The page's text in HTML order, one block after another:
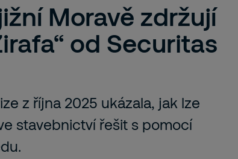
Moravě zdržují
od Securitas
z října 2025 ukázala, jak lze
stavebnictví řešit s pomocí